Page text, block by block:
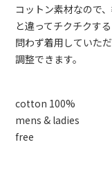
コットン素材なので
と違ってチクチクす
問わず着用していた
調整できます。
cotton 100%
mens & ladies
free